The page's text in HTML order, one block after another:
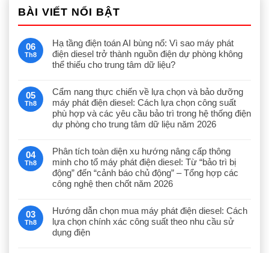
BÀI VIẾT NỔI BẬT
06
Th8
Hạ tầng điện toán AI bùng nổ: Vì sao máy phát
điện diesel trở thành nguồn điện dự phòng không
thể thiếu cho trung tâm dữ liệu?
05
Th8
Cẩm nang thực chiến về lựa chọn và bảo dưỡng
máy phát điện diesel: Cách lựa chọn công suất
phù hợp và các yêu cầu bảo trì trong hệ thống điện
dự phòng cho trung tâm dữ liệu năm 2026
04
Th8
Phân tích toàn diện xu hướng nâng cấp thông
minh cho tổ máy phát điện diesel: Từ “bảo trì bị
động” đến “cảnh báo chủ động” – Tổng hợp các
công nghệ then chốt năm 2026
03
Th8
Hướng dẫn chọn mua máy phát điện diesel: Cách
lựa chọn chính xác công suất theo nhu cầu sử
dụng điện